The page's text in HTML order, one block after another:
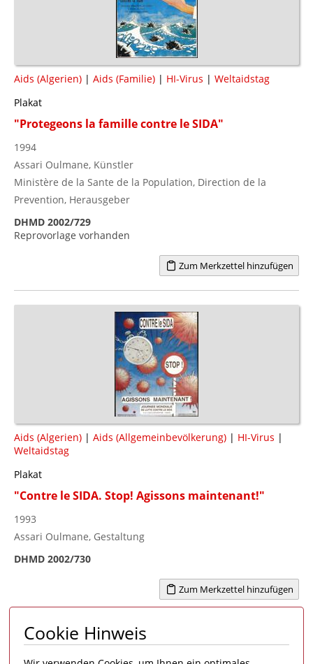
Aids (Algerien) | Aids (Familie) | HI-Virus | Weltaidstag
Plakat
"Protegeons la famille contre le SIDA"
1994
Assari Oulmane, Künstler
Ministère de la Sante de la Population, Direction de la
Prevention, Herausgeber
DHMD 2002/729
Reprovorlage vorhanden
Zum Merkzettel hinzufügen
Aids (Algerien) | Aids (Allgemeinbevölkerung) | HI-Virus |
Weltaidstag
Plakat
"Contre le SIDA. Stop! Agissons maintenant!"
1993
Assari Oulmane, Gestaltung
DHMD 2002/730
Zum Merkzettel hinzufügen
Seite 1 von 3 1 2 3 >
Cookie Hinweis